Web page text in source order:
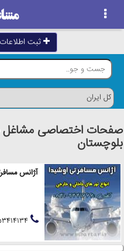
ثبت اطلاعات
صفحات اختصاصی مشاغل
بلوچستان
آژانس